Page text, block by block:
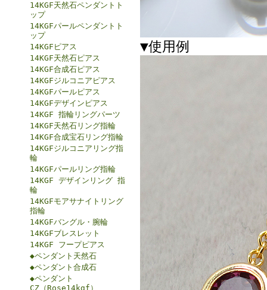
14KGF天然石ペンダントト
ップ
14KGFパールペンダントト
ップ
14KGFピアス
14KGF天然石ピアス
14KGF合成石ピアス
14KGFジルコニアピアス
14KGFパールピアス
14KGFデザインピアス
14KGF 指輪リングパーツ
14KGF天然石リング指輪
14KGF合成宝石リング指輪
14KGFジルコニアリング指
輪
14KGFパールリング指輪
14KGF デザインリング 指
輪
14KGFモアサナイトリング
指輪
14KGFバングル・腕輪
14KGFブレスレット
14KGF フープピアス
◆ペンダント天然石
◆ペンダント合成石
◆ペンダント
CZ（Rose14kgf）
▼使用例